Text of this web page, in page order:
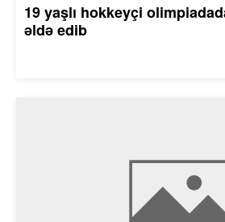
19 yaşlı hokkeyçi
əldə edib